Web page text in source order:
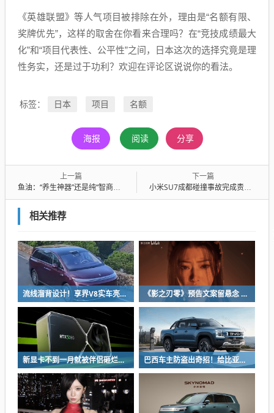
《英雄联盟》等人气项目被排除在外，理由是“名额有限、
奖牌优先”，这样的取舍在你看来合理吗？在“竞技成绩最大
化”和“项目代表性、公平性”之间，日本这次的选择究竟是理
性务实，还是过于功利？欢迎在评论区说说你的看法。
标签： 日本 项目 名额
海报 阅读 分享
上一篇
鱼油：“养生神器”还是纯“智商税”？
下一篇
小米SU7成都碰撞事故完成责任认定：行驶速度超200km/h 涉嫌酒驾当事人全责
相关推荐
流线溜背设计！享界V8实车亮相：增程版最大续航339km 《影之刃零》预告文案留悬念 玩家：要反向跳票
新显卡不到一月就被伴侣砸烂：小哥哀叹如此脆弱 巴西车主防盗出奇招！给比亚迪鲨鱼皮卡零件“打疫苗” 失窃率大降93%